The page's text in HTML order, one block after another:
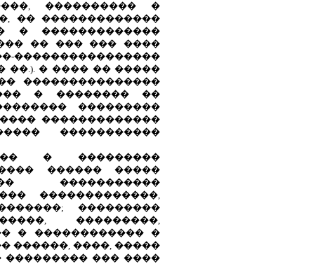
���������� �
�� �������������
� �������������
�� ��� ��� ����
����������������
� ���� �� �����
���������������
� �������� ��
���������
�������������
�����������
� ���������
������ �����
�����������
�������������,
���������
���������,
� ������������ �
������, ����, �����
��������� ��� ����